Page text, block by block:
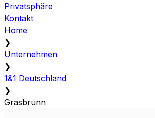
Privatsphäre
Kontakt
Home
❯
Unternehmen
❯
1&1 Deutschland
❯
Grasbrunn